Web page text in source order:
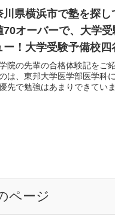
川県横浜市で塾を探
70オーバーで、大学
ー！大学受験予備校四
院の先輩の合格体験記をご
は、東邦大学医学部医学科
先で勉強はあまりできていま
ページ